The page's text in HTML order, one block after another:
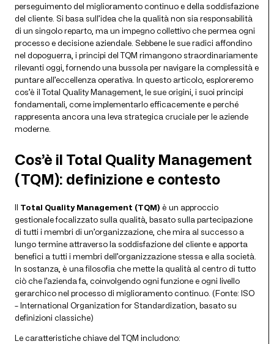
perseguimento del miglioramento continuo e della soddisfazione
del cliente. Si basa sull’idea che la qualità non sia responsabilità
di un singolo reparto, ma un impegno collettivo che permea ogni
processo e decisione aziendale. Sebbene le sue radici affondino
nel dopoguerra, i principi del TQM rimangono straordinariamente
rilevanti oggi, fornendo una bussola per navigare la complessità e
puntare all’eccellenza operativa. In questo articolo, esploreremo
cos’è il Total Quality Management, le sue origini, i suoi principi
fondamentali, come implementarlo efficacemente e perché
rappresenta ancora una leva strategica cruciale per le aziende
moderne.
Cos’è il Total Quality Management
(TQM): definizione e contesto
Il Total Quality Management (TQM) è un approccio
gestionale focalizzato sulla qualità, basato sulla partecipazione
di tutti i membri di un’organizzazione, che mira al successo a
lungo termine attraverso la soddisfazione del cliente e apporta
benefici a tutti i membri dell’organizzazione stessa e alla società.
In sostanza, è una filosofia che mette la qualità al centro di tutto
ciò che l’azienda fa, coinvolgendo ogni funzione e ogni livello
gerarchico nel processo di miglioramento continuo. (Fonte: ISO
– International Organization for Standardization, basato su
definizioni classiche)
Le caratteristiche chiave del TQM includono: